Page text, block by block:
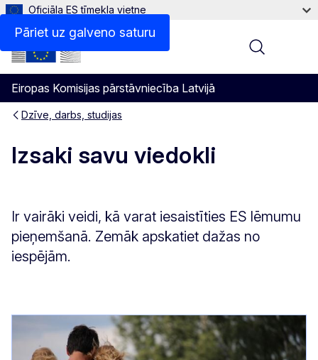
Pāriet uz galveno saturu
Oficiāla ES tīmekļa vietne
Eiropas Komisijas pārstāvniecība Latvijā
Menu
Dzīve, darbs, studijas
Izsaki savu viedokli
Ir vairāki veidi, kā varat iesaistīties ES lēmumu
pieņemšanā. Zemāk apskatiet dažas no
iespējām.